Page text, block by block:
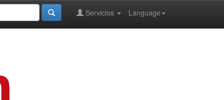
Language
Servicios